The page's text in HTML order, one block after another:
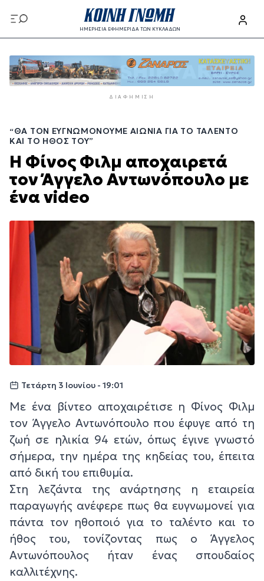
προς
το
περιεχόμενο
ΗΜΕΡΗΣΙΑ ΕΦΗΜΕΡΙΔΑ ΤΩΝ ΚΥΚΛΑΔΩΝ
προς
το
κυρίως
ΔΙΑΦΉΜΙΣΗ
“ΘΑ ΤΟΝ ΕΥΓΝΩΜΟΝΟΎΜΕ ΑΙΏΝΙΑ ΓΙΑ ΤΟ ΤΑΛΈΝΤΟ
ΚΑΙ ΤΟ ΉΘΟΣ ΤΟΥ”
Η Φίνος Φιλμ αποχαιρετά
τον Άγγελο Αντωνόπουλο με
ένα video
Τετάρτη 3 Ιουνίου - 19:01
Με ένα βίντεο αποχαιρέτισε η Φίνος Φιλμ
τον Άγγελο Αντωνόπουλο που έφυγε από τη
ζωή σε ηλικία 94 ετών, όπως έγινε γνωστό
σήμερα, την ημέρα της κηδείας του, έπειτα
από δική του επιθυμία.
Στη λεζάντα της ανάρτησης η εταιρεία
παραγωγής ανέφερε πως θα ευγνωμονεί για
πάντα τον ηθοποιό για το ταλέντο και το
ήθος του, τονίζοντας πως ο Άγγελος
Αντωνόπουλος ήταν ένας σπουδαίος
καλλιτέχνης.